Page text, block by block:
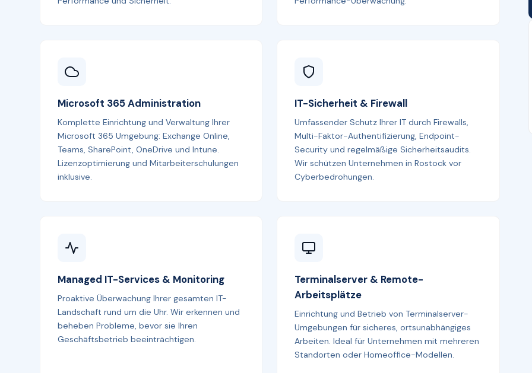
Microsoft 365 Administration
Komplette Einrichtung und Verwaltung Ihrer
Microsoft 365 Umgebung: Exchange Online,
Teams, SharePoint, OneDrive und Intune.
Lizenzoptimierung und Mitarbeiterschulungen
inklusive.
IT-Sicherheit & Firewall
Umfassender Schutz Ihrer IT durch Firewalls,
Multi-Faktor-Authentifizierung, Endpoint-
Security und regelmäßige Sicherheitsaudits.
Wir schützen Unternehmen in Rostock vor
Cyberbedrohungen.
Managed IT-Services & Monitoring
Proaktive Überwachung Ihrer gesamten IT-
Landschaft rund um die Uhr. Wir erkennen und
beheben Probleme, bevor sie Ihren
Geschäftsbetrieb beeinträchtigen.
Terminalserver & Remote-
Arbeitsplätze
Einrichtung und Betrieb von Terminalserver-
Umgebungen für sicheres, ortsunabhängiges
Arbeiten. Ideal für Unternehmen mit mehreren
Standorten oder Homeoffice-Modellen.